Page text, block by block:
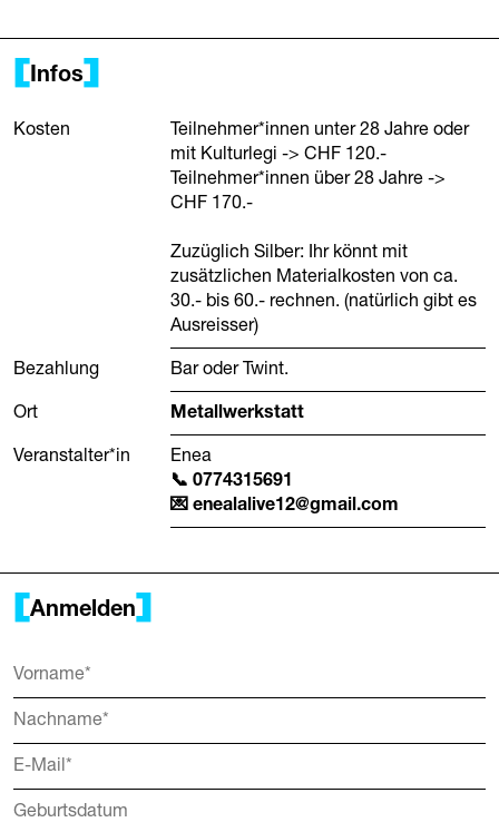
Infos
Kosten
Teilnehmer*innen unter 28 Jahre oder
mit Kulturlegi -> CHF 120.-
Teilnehmer*innen über 28 Jahre ->
CHF 170.-
Zuzüglich Silber: Ihr könnt mit
zusätzlichen Materialkosten von ca.
30.- bis 60.- rechnen. (natürlich gibt es
Ausreisser)
Bezahlung Bar oder Twint.
Ort Metallwerkstatt
Veranstalter*in
Enea
0774315691
enealalive12@gmail.com
Anmelden